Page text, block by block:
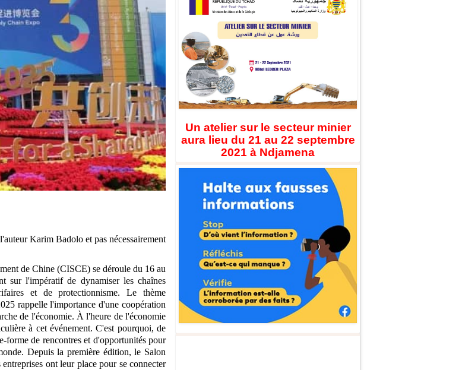
Karim Badolo et pas nécessairement
de Chine (CISCE) se déroule du 16 au
sur l'impératif de dynamiser les chaînes
et de protectionnisme. Le thème
rappelle l'importance d'une coopération
de l'économie. À l'heure de l'économie
à cet événement. C'est pourquoi, de
forme de rencontres et d'opportunités pour
Depuis la première édition, le Salon
ont leur place pour se connecter
Un atelier sur le secteur minier
aura lieu du 21 au 22 septembre
2021 à Ndjamena